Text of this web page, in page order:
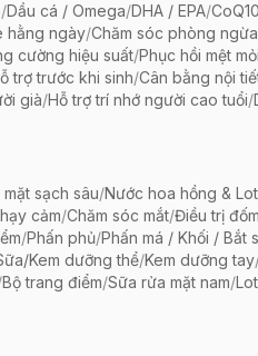
/Dầu cá / Omega/DHA / EPA/CoQ10
hằng ngày/Chăm sóc phòng ngừa
cường hiệu suất/Phục hồi mệt mỏi
trợ trước khi sinh/Cân bằng nội
già/Hỗ trợ trí nhớ người cao tuổi/
sạch sâu/Nước hoa hồng &
cảm/Chăm sóc mắt/Điều trị
/Phấn phủ/Phấn má / Khối / Bắt
Kem dưỡng thể/Kem dưỡng tay
Bộ trang điểm/Sữa rửa mặt nam/